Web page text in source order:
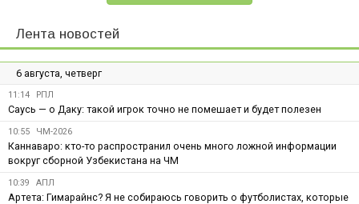
Лента новостей
6 августа, четверг
11:14 РПЛ
Саусь — о Даку: такой игрок точно не помешает и будет полезен
10:55 ЧМ-2026
Каннаваро: кто-то распространил очень много ложной информации
вокруг сборной Узбекистана на ЧМ
10:39 АПЛ
Артета: Гимарайнс? Я не собираюсь говорить о футболистах, которые